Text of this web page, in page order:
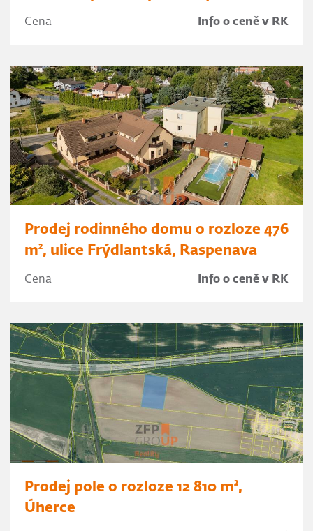
Cena Info o ceně v RK
Prodej rodinného domu o rozloze 476
m², ulice Frýdlantská, Raspenava
Cena Info o ceně v RK
Prodej pole o rozloze 12 810 m²,
Úherce